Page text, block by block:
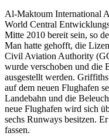
Al-Maktoum International
World Central
Mitte 2010 bereit sein, so
Man hatte gehofft, die
Civil Aviation Authority
wurde verschoben und
ausgestellt werden.
auf dem neuen Flughafen
Landebahn und die
neue Flughafen wird sich
sechs Runways besitzen.
fassen.